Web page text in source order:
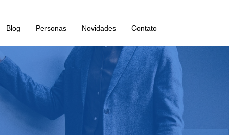
Blog Personas Novidades Contato